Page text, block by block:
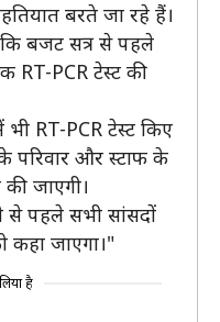
बरते जा रहे हैं।
बजट सत्र से पहले
RT-PCR टेस्ट की
RT-PCR टेस्ट किए
परिवार और स्टाफ के
जाएगी।
से पहले सभी सांसदों
कहा जाएगा।"
है